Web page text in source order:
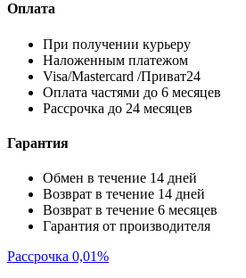
Оплата
При получении курьеру
Наложенным платежом
Visa/Mastercard /Приват24
Оплата частями до 6 месяцев
Рассрочка до 24 месяцев
Гарантия
Обмен в течение 14 дней
Возврат в течение 14 дней
Возврат в течение 6 месяцев
Гарантия от производителя
Рассрочка 0,01%